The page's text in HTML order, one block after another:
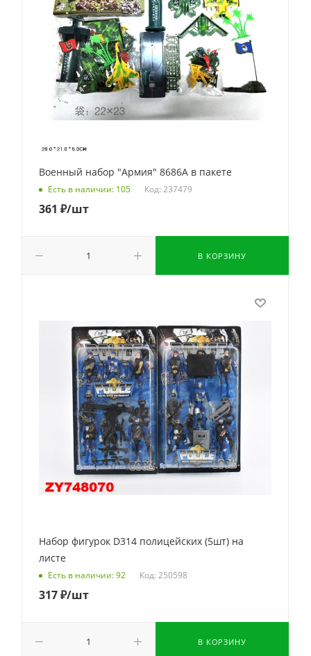
Военный набор "Армия" 8686A в пакете
Есть в наличии: 105 Код: 237479
361 ₽/шт
В КОРЗИНУ
Набор фигурок D314 полицейских (5шт) на
листе
Есть в наличии: 92 Код: 250598
317₽/шт
В КОРЗИНУ